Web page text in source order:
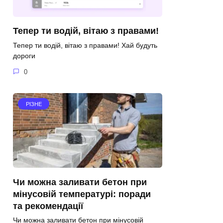
Тепер ти водій, вітаю з правами!
Тепер ти водій, вітаю з правами! Хай будуть
дороги
0
РІЗНЕ
Чи можна заливати бетон при
мінусовій температурі: поради
та рекомендації
Чи можна заливати бетон при мінусовій